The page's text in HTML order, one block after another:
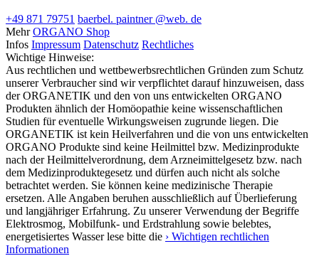
+49 871 79751 baerbel. paintner @web. de
Mehr ORGANO Shop
Infos Impressum Datenschutz Rechtliches
Wichtige Hinweise:
Aus rechtlichen und wettbewerbsrechtlichen Gründen zum Schutz
unserer Verbraucher sind wir verpflichtet darauf hinzuweisen, dass
der ORGANETIK und den von uns entwickelten ORGANO
Produkten ähnlich der Homöopathie keine wissenschaftlichen
Studien für eventuelle Wirkungsweisen zugrunde liegen. Die
ORGANETIK ist kein Heilverfahren und die von uns entwickelten
ORGANO Produkte sind keine Heilmittel bzw. Medizinprodukte
nach der Heilmittelverordnung, dem Arzneimittelgesetz bzw. nach
dem Medizinproduktegesetz und dürfen auch nicht als solche
betrachtet werden. Sie können keine medizinische Therapie
ersetzen. Alle Angaben beruhen ausschließlich auf Überlieferung
und langjähriger Erfahrung. Zu unserer Verwendung der Begriffe
Elektrosmog, Mobilfunk- und Erdstrahlung sowie belebtes,
energetisiertes Wasser lese bitte die › Wichtigen rechtlichen
Informationen